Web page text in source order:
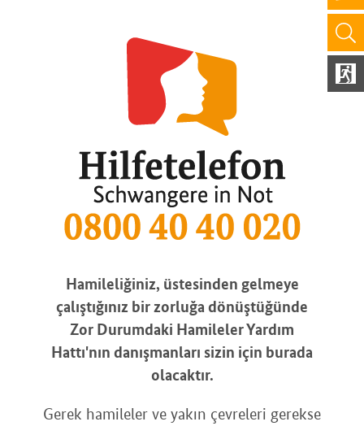
Hamileliğiniz, üstesinden gelmeye
çalıştığınız bir zorluğa dönüştüğünde
Zor Durumdaki Hamileler Yardım
Hattı'nın danışmanları sizin için burada
olacaktır.
Gerek hamileler ve yakın çevreleri gerekse